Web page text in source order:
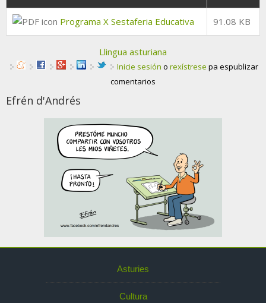
Programa X Sestaferia Educativa 91.08 KB
Llingua asturiana
Inicie sesión o rexístrese pa espublizar
comentarios
Efrén d'Andrés
Asturies
Cultura